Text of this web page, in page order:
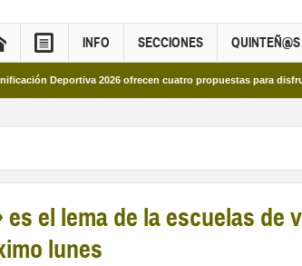
INFO SECCIONES QUINTEÑ@S
2026 ofrecen cuatro propuestas para disfrutar del
el lema de la escuelas de
lunes